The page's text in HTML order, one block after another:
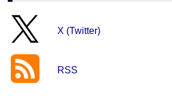
X (Twitter)
RSS